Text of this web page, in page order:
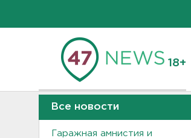
18+
Все новости
Гаражная амнистия и